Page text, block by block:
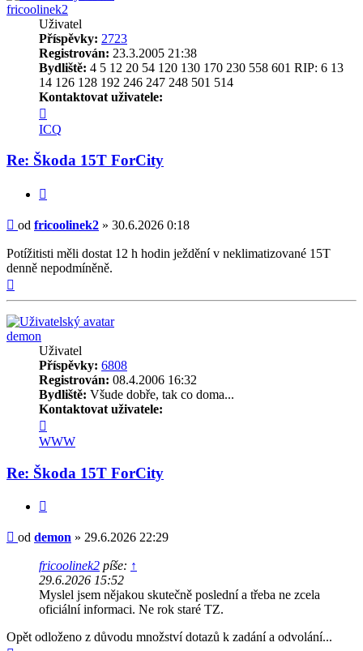
fricoolinek2
Uživatel
Příspěvky: 2723
Registrován: 23.3.2005 21:38
Bydliště: 4 5 12 20 54 120 130 170 230 558 601 RIP: 6 13
14 126 128 192 246 247 248 501 514
Kontaktovat uživatele:
uživatele
fricoolinek2
ICQ
Re: Škoda 15T ForCity
Příspěvek
od fricoolinek2 » 30.6.2026 0:18
Potížitisti měli dostat 12 h hodin ježdění v neklimatizované 15T
denně nepodmíněně.
demon
Uživatel
Příspěvky: 6808
Registrován: 08.4.2006 16:32
Bydliště: Všude dobře, tak co doma...
Kontaktovat uživatele:
uživatele
demon
WWW
Re: Škoda 15T ForCity
Příspěvek
od demon » 29.6.2026 22:29
fricoolinek2 píše: ↑
29.6.2026 15:52
Myslel jsem nějakou skutečně poslední a třeba ne zcela
oficiální informaci. Ne rok staré TZ.
Opět odloženo z důvodu množství dotazů k zadání a odvolání...